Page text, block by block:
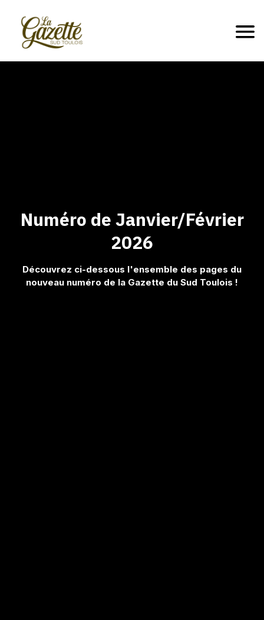
Numéro de Janvier/Février
2026
Découvrez ci-dessous l'ensemble des pages du
nouveau numéro de la Gazette du Sud Toulois !